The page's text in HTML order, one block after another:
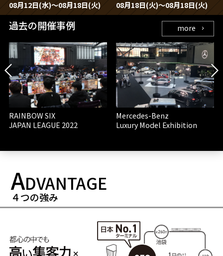
08月12日(水)〜08月18日(火) 08月18日(火)〜08月18日(火)
過去の開催事例 more
RAINBOW SIX
JAPAN LEAGUE 2022
Mercedes-Benz
Luxury Model Exhibition
ADVANTAGE
４つの強み